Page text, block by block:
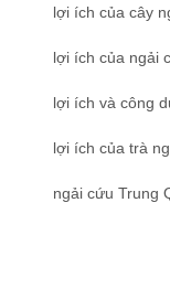
lợi ích của cây
lợi ích của ngải
lợi ích và công
lợi ích của trà
ngải cứu Trung